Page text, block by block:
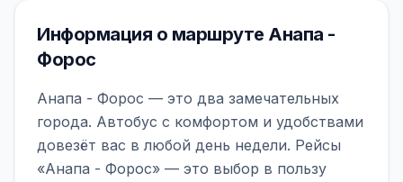
Информация о маршруте Анапа -
Форос
Анапа - Форос — это два замечательных
города. Автобус с комфортом и удобствами
довезёт вас в любой день недели. Рейсы
«Анапа - Форос» — это выбор в пользу